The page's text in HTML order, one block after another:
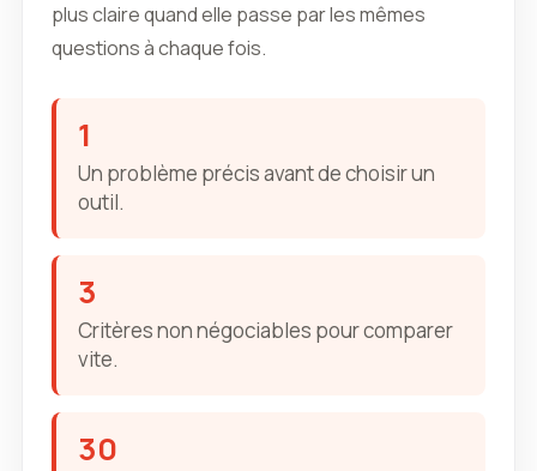
plus claire quand elle passe par les mêmes
questions à chaque fois.
1
Un problème précis avant de choisir un
outil.
3
Critères non négociables pour comparer
vite.
30